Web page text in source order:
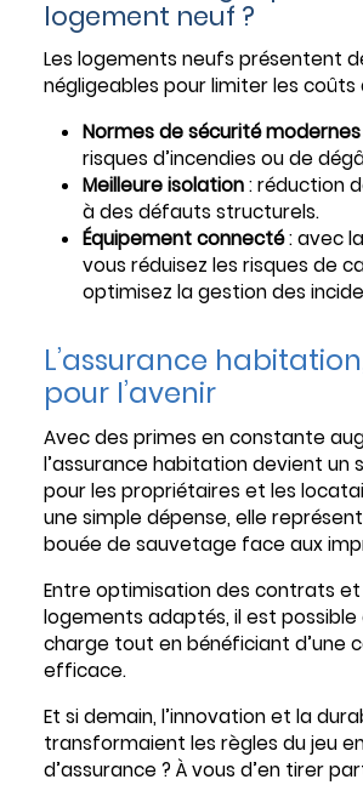
logement neuf ?
Les logements neufs présentent
négligeables pour limiter les coûts
Normes de sécurité modernes
risques d’incendies ou de
Meilleure isolation: réduction
à des défauts structurels.
Équipement connecté: avec
vous réduisez les risques de
optimisez la gestion des
L’assurance
pour l’avenir
Avec des primes en constante
l’assurance habitation devient un
pour les propriétaires et les
une simple dépense, elle
bouée de sauvetage face aux
Entre optimisation des contrats et
logements adaptés, il est possible
charge tout en bénéficiant d’une
efficace.
Et si demain, l’innovation et la
transformaient les règles du jeu
d’assurance ? À vous d’en tirer